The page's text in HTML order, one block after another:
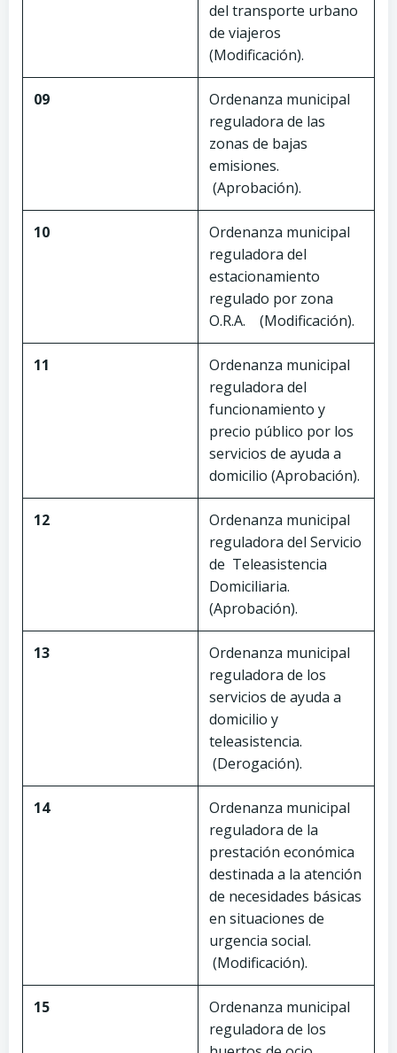
del transporte urbano
de viajeros
(Modificación).
09
Ordenanza municipal
reguladora de las
zonas de bajas
emisiones.
(Aprobación).
10
Ordenanza municipal
reguladora del
estacionamiento
regulado por zona
O.R.A. (Modificación).
11
Ordenanza municipal
reguladora del
funcionamiento y
precio público por los
servicios de ayuda a
domicilio (Aprobación).
12
Ordenanza municipal
reguladora del Servicio
de Teleasistencia
Domiciliaria.
(Aprobación).
13
Ordenanza municipal
reguladora de los
servicios de ayuda a
domicilio y
teleasistencia.
(Derogación).
14
Ordenanza municipal
reguladora de la
prestación económica
destinada a la atención
de necesidades básicas
en situaciones de
urgencia social.
(Modificación).
15
Ordenanza municipal
reguladora de los